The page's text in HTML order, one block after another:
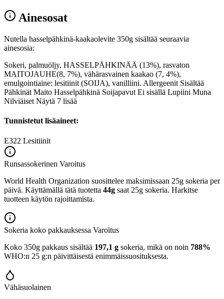
Ainesosat
Nutella hasselpähkinä-kaakaolevite 350g sisältää seuraavia
ainesosia:
Sokeri, palmuöljy, HASSELPÄHKINÄÄ (13%), rasvaton
MAITOJAUHE(8, 7%), vähärasvainen kaakao (7, 4%),
emulgointiaine: lesitiinit (SOIJA), vanilliini. Allergeenit Sisältää
Pähkinät Maito Hasselpähkinä Soijapavut Ei sisällä Lupiini Muna
Nilviäiset Näytä 7 lisää
Tunnistetut lisäaineet:
E322 Lesitiinit
Runsassokerinen Varoitus
World Health Organization suosittelee maksimissaan 25g sokeria per
päivä. Käyttämällä tätä tuotetta 44g saat 25g sokeria. Harkitse
tuotteen käytön rajoittamista.
Sokeria koko pakkauksessa Varoitus
Koko 350g pakkaus sisältää 197,1 g sokeria, mikä on noin 788%
WHO:n 25 g:n päivittäisestä enimmäissuosituksesta.
Vähäsuolainen